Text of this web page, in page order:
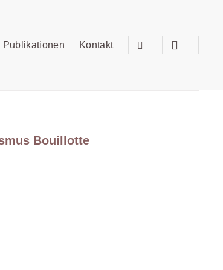
Publikationen Kontakt
Bouillotte